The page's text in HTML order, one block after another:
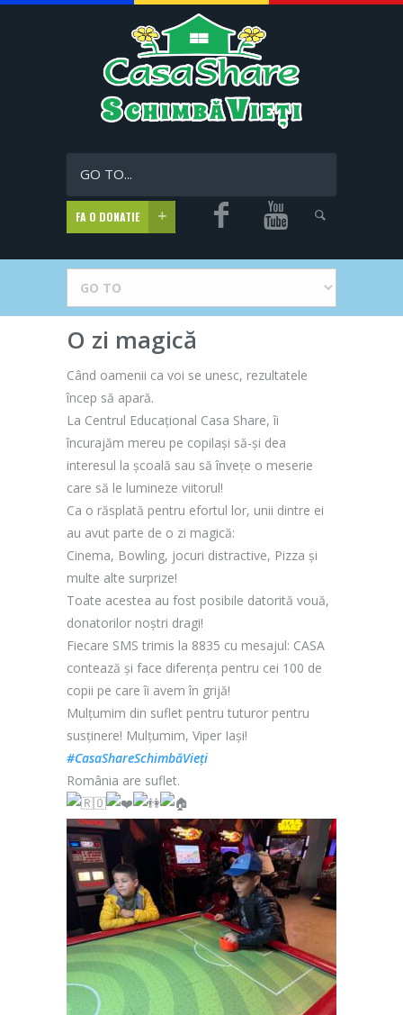
GO TO...
FA O DONATIE
O zi magică
Când oamenii ca voi se unesc, rezultatele
încep să apară.
La Centrul Educațional Casa Share, îi
încurajăm mereu pe copilași să-și dea
interesul la școală sau să învețe o meserie
care să le lumineze viitorul!
Ca o răsplată pentru efortul lor, unii dintre ei
au avut parte de o zi magică:
Cinema, Bowling, jocuri distractive, Pizza și
multe alte surprize!
Toate acestea au fost posibile datorită vouă,
donatorilor noștri dragi!
Fiecare SMS trimis la 8835 cu mesajul: CASA
contează și face diferența pentru cei 100 de
copii pe care îi avem în grijă!
Mulțumim din suflet pentru tuturor pentru
susținere! Mulțumim, Viper Iași!
#CasaShareSchimbăVieți
România are suflet.